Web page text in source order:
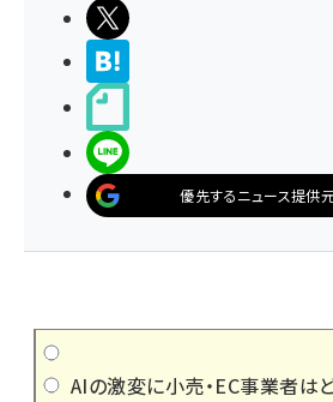
優先するニュース提供
AIの激変に小売・EC事業者は